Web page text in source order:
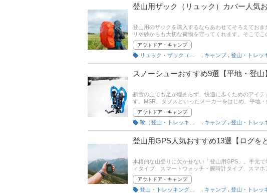
登山用ザック（リュック）カバー人気
登山用のザックを購入するならあわせてそろえてお
リや砂からも大切な荷物を守ってくれます。そこで
ー、ノースフェイスといった人気おすすめ商品を紹
ンキングもありますので、売れ筋や口コミも確認して
アウトドア・キャンプ
キャンプ 登山・トレッ
スノーシューおすすめ9選【平地・登
新雪の上でも足が埋まらず、快適に歩くためのアイ
す。MSR、タブスといったメーカーをはじめ、平地
ています。そこで本記事では、スノーシューの選び
商品を紹介します。コスパ抜群の商品や軽量アルミ
の最新人気ランキングもあるので、売れ筋や口コミと
アウトドア・キャンプ
キャンプ 登山・トレッ
登山用GPS人気おすすめ13選【ログを
本格的な山登りに欠かせない「登山用GPS」。手元
ィタイプ、スマートウォッチ・腕時計タイプ、スマ
すめ商品を紹介します。ガーミンやスントなど人気
の最新人気ランキングもあるので、売れ筋や口コミと
アウトドア・キャンプ
キャンプ 登山・トレッ